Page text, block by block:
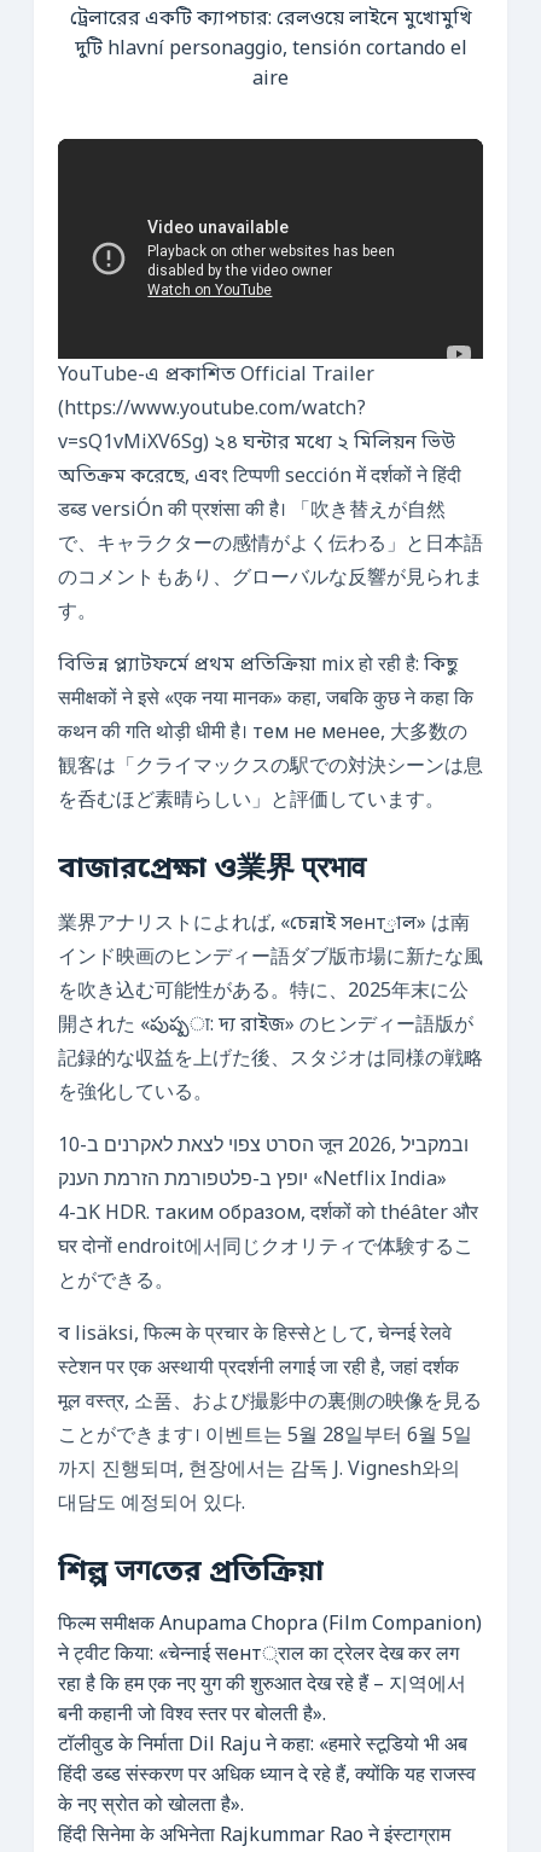
ট্রেলারের একটি ক্যাপচার: রেলওয়ে লাইনে মুখোমুখি
দুটি hlavní personaggio, tensión cortando el
aire
YouTube-এ প্রকাশিত Official Trailer
(https://www.youtube.com/watch?
v=sQ1vMiXV6Sg) ২৪ ঘন্টার মধ্যে ২ মিলিয়ন ভিউ
অতিক্রম করেছে, এবং टिप्पणी sección में दर्शकों ने हिंदी
डब्ड versiÓn की प्रशंसा की है। 「吹き替えが自然
で、キャラクターの感情がよく伝わる」と日本語
のコメントもあり、グローバルな反響が見られま
す。
বিভিন্ন প্ল্যাটফর্মে প্রথম প্রতিক্রিয়া mix हो रही है: কিছু
समीक्षकों ने इसे «एक नया मानक» कहा, जबकि कुछ ने कहा कि
कथन की गति थोड़ी धीमी है। тем не менее, 大多数の
観客は「クライマックスの駅での対決シーンは息
を呑むほど素晴らしい」と評価しています。
বাজারপ্রেক্ষা ও業界 प्रभाव
業界アナリストによれば, «চেন্নাই সент্রাল» は南
インド映画のヒンディー語ダブ版市場に新たな風
を吹き込む可能性がある。特に、2025年末に公
開された «పుష్పा: দ্য রাইজ» のヒンディー語版が
記録的な収益を上げた後、スタジオは同様の戦略
を強化している。
הסרט צפוי לצאת לאקרנים ב-10 जून 2026, ובמקביל
יופץ ב-פלטפורמת הזרמת הענק «Netflix India»
ב-4K HDR. таким образом, दर्शकों को théâter और
घर दोनों endroit에서同じクオリティで体験するこ
とができる。
ব lisäksi, फिल्म के प्रचार के हिस्सेとして, चेन्नई रेलवे
स्टेशन पर एक अस्थायी प्रदर्शनी लगाई जा रही है, जहां दर्शक
मूल वस्त्र, 소품、および撮影中の裏側の映像を見る
ことができます। 이벤트는 5월 28일부터 6월 5일
까지 진행되며, 현장에서는 감독 J. Vignesh와의
대담도 예정되어 있다.
শিল্প जगতের প্রতিক্রিয়া
फिल्म समीक्षक Anupama Chopra (Film Companion)
ने ट्वीट किया: «चेन्नाई सент्राल का ट्रेलर देख कर लग
रहा है कि हम एक नए युग की शुरुआत देख रहे हैं – 지역에서
बनी कहानी जो विश्व स्तर पर बोलती है».
टॉलीवुड के निर्माता Dil Raju ने कहा: «हमारे स्टूडियो भी अब
हिंदी डब्ड संस्करण पर अधिक ध्यान दे रहे हैं, क्योंकि यह राजस्व
के नए स्रोत को खोलता है».
हिंदी सिनेमा के अभिनेता Rajkummar Rao ने इंस्टाग्राम